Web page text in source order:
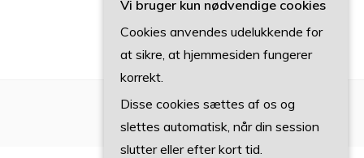
Vi bruger kun nødvendige cookies
Cookies anvendes udelukkende for
at sikre, at hjemmesiden fungerer
korrekt.
Disse cookies sættes af os og
slettes automatisk, når din session
slutter eller efter kort tid.